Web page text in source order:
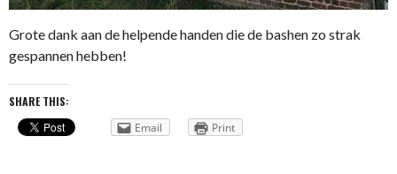
Grote dank aan de helpende handen die de bashen zo strak
gespannen hebben!
SHARE THIS:
Email
Print